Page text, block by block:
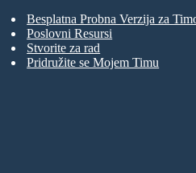
Besplatna Probna Verzija za
Poslovni Resursi
Stvorite za rad
Pridružite se Mojem Timu